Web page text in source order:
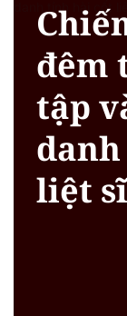
đêm
tập
liệt sĩ